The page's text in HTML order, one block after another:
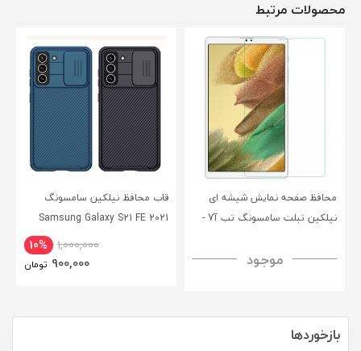
محصولات مرتبط
محافظ صفحه نمایش شیشه ای
نیلکین تبلت سامسونگ تب آ7 -
H+ Anti-explosion Tempered
موجود
قاب محافظ نیلکین سامسونگ
Samsung Galaxy S21 FE 2021
10% 1,000,000
900,000 تومان
بازخوردها